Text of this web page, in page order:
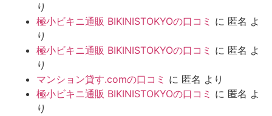
り
極小ビキニ通販 BIKINISTOKYOの口コミ に 匿名 よ
り
極小ビキニ通販 BIKINISTOKYOの口コミ に 匿名 よ
り
マンション貸す.comの口コミ に 匿名 より
極小ビキニ通販 BIKINISTOKYOの口コミ に 匿名 よ
り